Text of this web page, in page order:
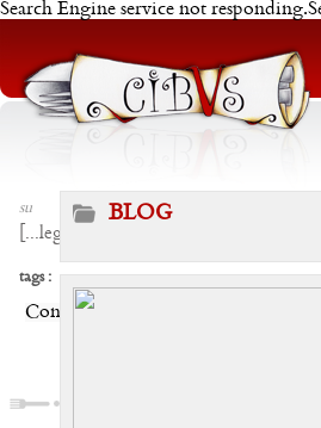
Search Engine service not
su
...leggi
tags :
Condividi:
BLOG